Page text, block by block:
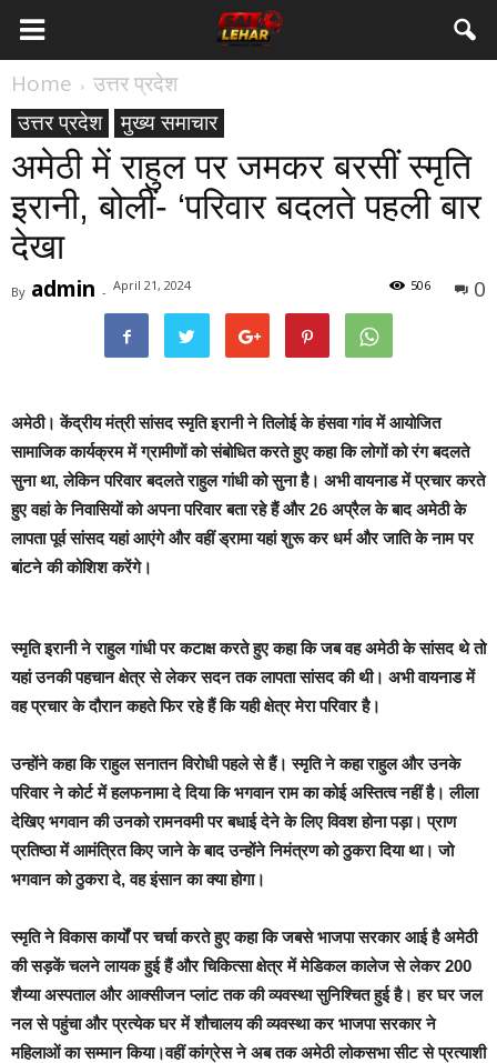
Home
उत्तर प्रदेश
उत्तर प्रदेश
मुख्य समाचार
अमेठी में राहुल पर जमकर बरसीं स्मृति
इरानी, बोलीं- ‘परिवार बदलते पहली बार
देखा
By admin - April 21, 2024 0
506
अमेठी। केंद्रीय मंत्री सांसद स्मृति इरानी ने तिलोई के हंसवा गांव में आयोजित
सामाजिक कार्यक्रम में ग्रामीणों को संबोधित करते हुए कहा कि लोगों को रंग बदलते
सुना था, लेकिन परिवार बदलते राहुल गांधी को सुना है। अभी वायनाड में प्रचार करते
हुए वहां के निवासियों को अपना परिवार बता रहे हैं और 26 अप्रैल के बाद अमेठी के
लापता पूर्व सांसद यहां आएंगे और वहीं ड्रामा यहां शुरू कर धर्म और जाति के नाम पर
बांटने की कोशिश करेंगे।
स्मृति इरानी ने राहुल गांधी पर कटाक्ष करते हुए कहा कि जब वह अमेठी के सांसद थे तो
यहां उनकी पहचान क्षेत्र से लेकर सदन तक लापता सांसद की थी। अभी वायनाड में
वह प्रचार के दौरान कहते फिर रहे हैं कि यही क्षेत्र मेरा परिवार है।
उन्होंने कहा कि राहुल सनातन विरोधी पहले से हैं। स्मृति ने कहा राहुल और उनके
परिवार ने कोर्ट में हलफनामा दे दिया कि भगवान राम का कोई अस्तित्व नहीं है। लीला
देखिए भगवान की उनको रामनवमी पर बधाई देने के लिए विवश होना पड़ा। प्राण
प्रतिष्ठा में आमंत्रित किए जाने के बाद उन्होंने निमंत्रण को ठुकरा दिया था। जो
भगवान को ठुकरा दे, वह इंसान का क्या होगा।
स्मृति ने विकास कार्यों पर चर्चा करते हुए कहा कि जबसे भाजपा सरकार आई है अमेठी
की सड़कें चलने लायक हुई हैं और चिकित्सा क्षेत्र में मेडिकल कालेज से लेकर 200
शैय्या अस्पताल और आक्सीजन प्लांट तक की व्यवस्था सुनिश्चित हुई है। हर घर जल
नल से पहुंचा और प्रत्येक घर में शौचालय की व्यवस्था कर भाजपा सरकार ने
महिलाओं का सम्मान किया।वहीं कांग्रेस ने अब तक अमेठी लोकसभा सीट से प्रत्याशी